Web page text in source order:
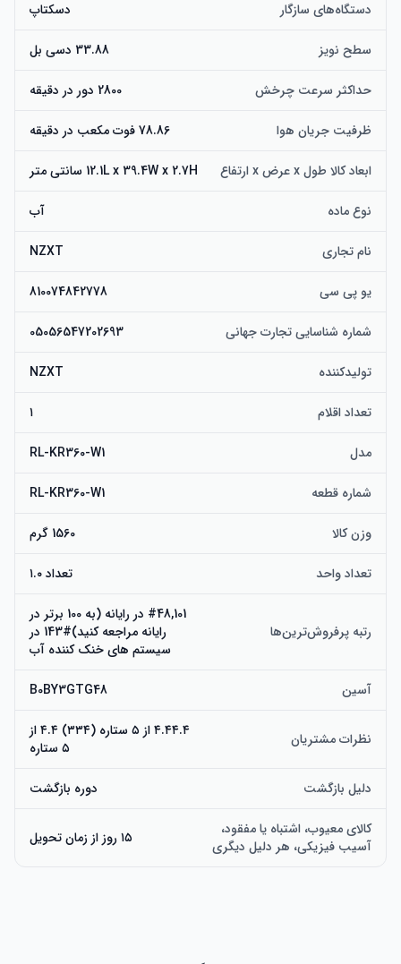
دستگاه‌های سازگار دسکتاپ
سطح نویز 33.88 دسی بل
حداکثر سرعت چرخش 2800 دور در دقیقه
ظرفیت جریان هوا 78.86 فوت مکعب در دقیقه
ابعاد کالا طول x عرض x ارتفاع 12.1L x 39.4W x 2.7H سانتی متر
نوع ماده آب
نام تجاری NZXT
یو پی سی 810074842778
شماره شناسایی تجارت جهانی 05056547202693
تولیدکننده NZXT
تعداد اقلام ۱
مدل RL-KR360-W1
شماره قطعه RL-KR360-W1
وزن کالا 1560 گرم
تعداد واحد تعداد ۱.۰
رتبه پرفروش‌ترین‌ها
#48,101 در رایانه (به 100 برتر در
رایانه مراجعه کنید)#143 در
سیستم های خنک کننده آب
آسین B0BY3GTG48
نظرات مشتریان
۴.۴۴.۴ از ۵ ستاره (۳۳۴) ۴.۴ از
۵ ستاره
دلیل بازگشت دوره بازگشت
کالای معیوب، اشتباه یا مفقود،
آسیب فیزیکی، هر دلیل دیگری
۱۵ روز از زمان تحویل